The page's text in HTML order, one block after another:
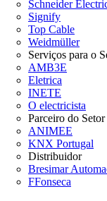
Schneider
Signify
Top Cable
Weidmüller
Serviços para o
AMB3E
Eletrica
INETE
O electricista
Parceiro do Setor
ANIMEE
KNX Portugal
Distribuidor
Bresimar
FFonseca